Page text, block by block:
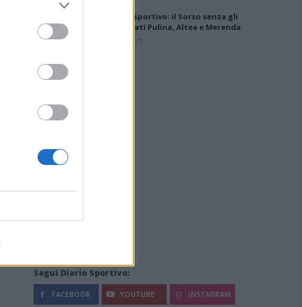
Giudice Sportivo: il Sorso senza gli
squalificati Pulina, Altea e Merenda
21 Feb 2019
Segui Diario Sportivo:
FACEBOOK YOUTUBE INSTAGRAM